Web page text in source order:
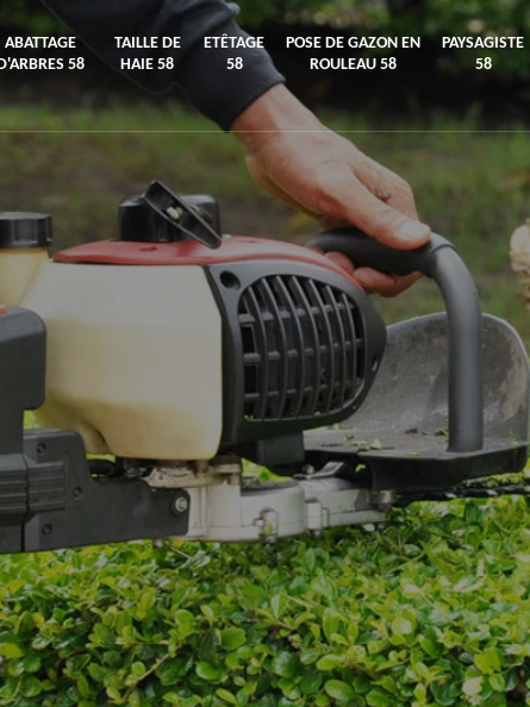
ABATTAGE
58
TAILLE DE
HAIE 58
ETÊTAGE
58
POSE DE GAZON EN
ROULEAU 58
PAYSAGISTE
58